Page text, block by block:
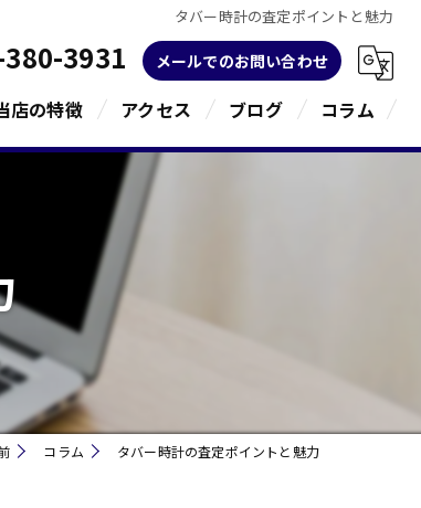
タバー時計の査定ポイントと魅力
3931 メールでのお問い合わせ
店の特徴
石
金属
輪
アクセス ブログ コラム
コラム タバー時計の査定ポイントと魅力